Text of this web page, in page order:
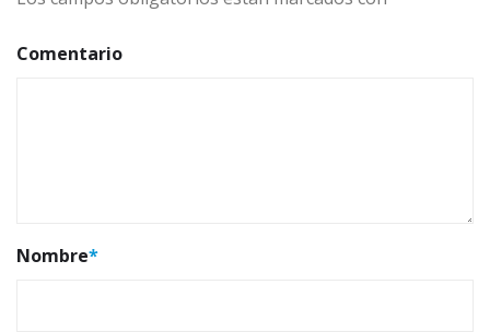
Comentario
Nombre*